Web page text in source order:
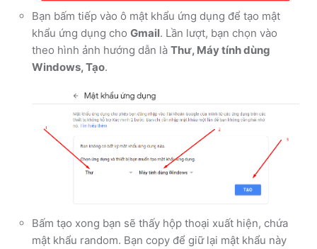
Bạn bấm tiếp vào ô mật khẩu ứng dụng để tạo mật
khẩu ứng dụng cho Gmail. Lần lượt, bạn chọn vào
theo hình ảnh hướng dẫn là Thư, Máy tính dùng
Windows, Tạo.
Bấm tạo xong bạn sẽ thấy hộp thoại xuất hiện, chứa
mật khẩu random. Bạn copy để giữ lại mật khẩu này